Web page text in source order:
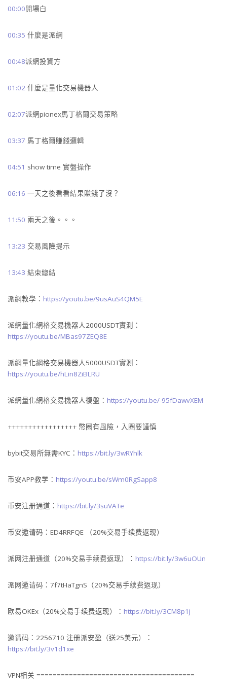
00:00開場白
00:35 什麼是派網
00:48派網投資方
01:02 什麼是量化交易機器人
02:07派網pionex馬丁格爾交易策略
03:37 馬丁格爾賺錢邏輯
04:51 show time 實盤操作
06:16 一天之後看看結果賺錢了沒？
11:50 兩天之後。。。
13:23 交易風險提示
13:43 結束總結
派網教學： https://youtu.be/9usAuS4QM5E
派網量化網格交易機器人2000USDT實測：
https://youtu.be/MBas97ZEQ8E
派網量化網格交易機器人5000USDT實測：
https://youtu.be/hLin8ZiBLRU
派網量化網格交易機器人復盤： https://youtu.be/-95fDawvXEM
+++++++++++++++++ 幣圈有風險，入圈要謹慎
bybit交易所無需KYC： https://bit.ly/3wRYhlk
币安APP教学： https://youtu.be/sWm0RgSapp8
币安注册通道： https://bit.ly/3suVATe
币安邀请码：ED4RRFQE （20%交易手续费返现）
派网注册通道（20%交易手续费返现）： https://bit.ly/3w6uOUn
派网邀请码：7f7tHaTgnS（20%交易手续费返现）
欧易OKEx（20%交易手续费返现）： https://bit.ly/3CM8p1j
邀请码：2256710 注册派安盈（送25美元）：
https://bit.ly/3v1d1xe
VPN相关 =======================================